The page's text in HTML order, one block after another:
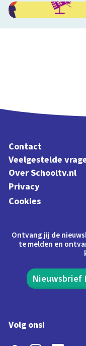
Contact
Veelgestelde
Over Schooltv.nl
Privacy
Cookies
Ontvang jij de
te melden en
Nieuwsbrief
Volg ons!